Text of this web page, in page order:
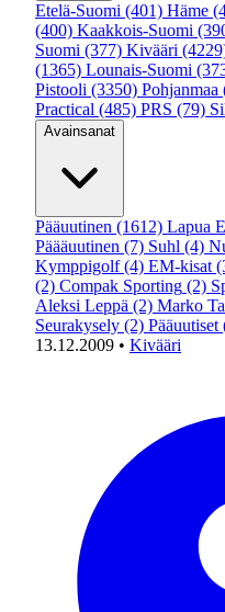
Etelä-Suomi (401) Häme
(400) Kaakkois-Suomi
Suomi (377) Kivääri
(1365) Lounais-Suomi
Pistooli (3350) Pohjanmaa
Practical (485) PRS (79)
Avainsanat
Pääuutinen (1612) Lapua
Päääuutinen (7) Suhl (4)
Kymppigolf (4) EM-kisat
(2) Compak Sporting (2)
Aleksi Leppä (2) Marko
Seurakysely (2) Pääuutiset
13.12.2009 • Kivääri